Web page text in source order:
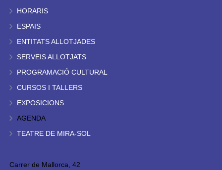
HORARIS
ESPAIS
ENTITATS ALLOTJADES
SERVEIS ALLOTJATS
PROGRAMACIÓ CULTURAL
CURSOS I TALLERS
EXPOSICIONS
AGENDA
TEATRE DE MIRA-SOL
Carrer de Mallorca, 42